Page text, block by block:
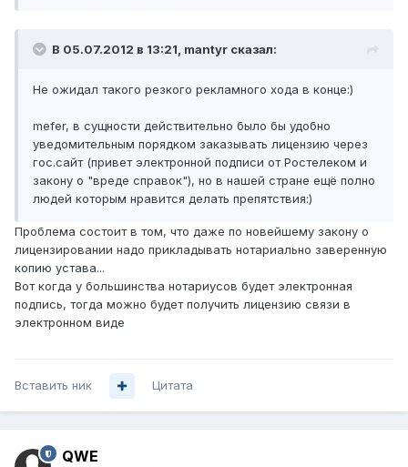
В 05.07.2012 в 13:21, mantyr сказал:
Не ожидал такого резкого рекламного хода в конце:)
mefer, в сущности действительно было бы удобно
уведомительным порядком заказывать лицензию через
гос.сайт (привет электронной подписи от Ростелеком и
закону о "вреде справок"), но в нашей стране ещё полно
людей которым нравится делать препятствия:)
Проблема состоит в том, что даже по новейшему закону о
лицензировании надо прикладывать нотариально заверенную
копию устава...
Вот когда у большинства нотариусов будет электронная
подпись, тогда можно будет получить лицензию связи в
электронном виде
Вставить ник Цитата
QWE